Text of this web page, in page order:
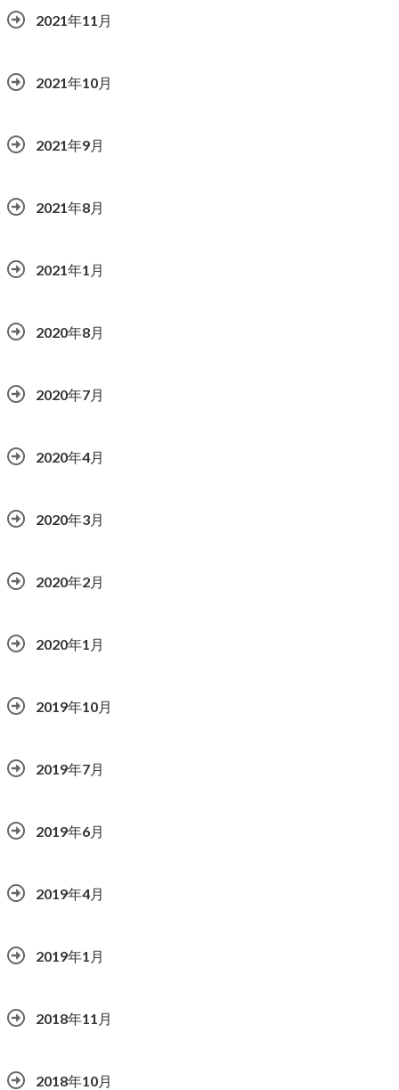
2021年11月
2021年10月
2021年9月
2021年8月
2021年1月
2020年8月
2020年7月
2020年4月
2020年3月
2020年2月
2020年1月
2019年10月
2019年7月
2019年6月
2019年4月
2019年1月
2018年11月
2018年10月